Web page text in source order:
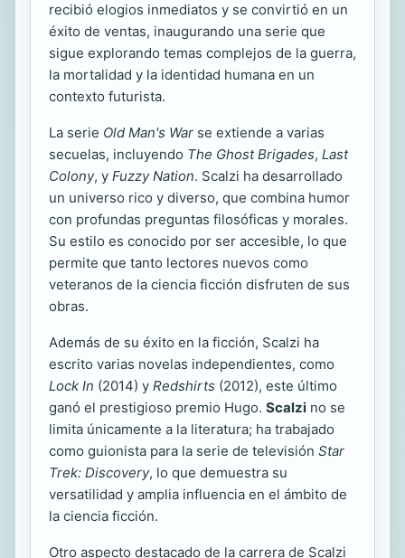
recibió elogios inmediatos y se convirtió en un
éxito de ventas, inaugurando una serie que
sigue explorando temas complejos de la guerra,
la mortalidad y la identidad humana en un
contexto futurista.
La serie Old Man's War se extiende a varias
secuelas, incluyendo The Ghost Brigades, Last
Colony, y Fuzzy Nation. Scalzi ha desarrollado
un universo rico y diverso, que combina humor
con profundas preguntas filosóficas y morales.
Su estilo es conocido por ser accesible, lo que
permite que tanto lectores nuevos como
veteranos de la ciencia ficción disfruten de sus
obras.
Además de su éxito en la ficción, Scalzi ha
escrito varias novelas independientes, como
Lock In (2014) y Redshirts (2012), este último
ganó el prestigioso premio Hugo. Scalzi no se
limita únicamente a la literatura; ha trabajado
como guionista para la serie de televisión Star
Trek: Discovery, lo que demuestra su
versatilidad y amplia influencia en el ámbito de
la ciencia ficción.
Otro aspecto destacado de la carrera de Scalzi